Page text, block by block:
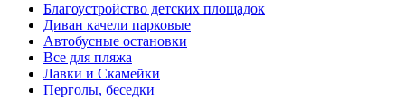
Благоустройство детских площадок
Диван качели парковые
Автобусные остановки
Все для пляжа
Лавки и Скамейки
Перголы, беседки